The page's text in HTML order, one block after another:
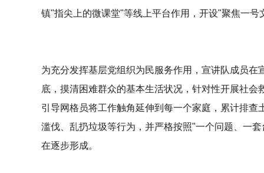
镇"指尖上的微课堂"等线上平台作用，开设"聚焦一
为充分发挥基层党组织为民服务作用，宣讲队成员
底，摸清困难群众的基本生活状况，针对性开展社
引导网格员将工作触角延伸到每一个家庭，累计排
滥伐、乱扔垃圾等行为，并严格按照"一个问题、一
在逐步形成。